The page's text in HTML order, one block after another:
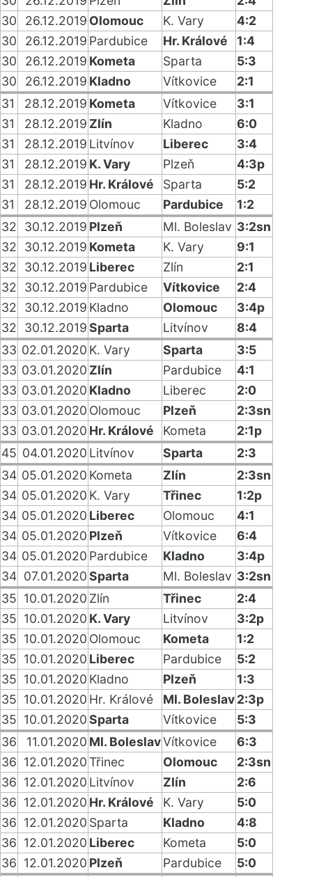
30
26.12.2019 Olomouc K. Vary
4:2
30
26.12.2019 Pardubice Hr. Králové
1:4
30
26.12.2019 Kometa Sparta
5:3
30
26.12.2019 Kladno Vítkovice
2:1
31
28.12.2019 Kometa Vítkovice
3:1
31
28.12.2019 Zlín Kladno
6:0
31
28.12.2019 Litvínov Liberec
3:4
31
28.12.2019 K. Vary Plzeň
4:3p
31
28.12.2019 Hr. Králové Sparta
5:2
31
28.12.2019 Olomouc Pardubice
1:2
32
30.12.2019 Plzeň Ml. Boleslav 3:2sn
32
30.12.2019 Kometa K. Vary
9:1
32
30.12.2019 Liberec Zlín
2:1
32
30.12.2019 Pardubice Vítkovice
2:4
32
30.12.2019 Kladno Olomouc
3:4p
32
30.12.2019Sparta Litvínov
8:4
33 02.01.2020 K. Vary Sparta
3:5
33 03.01.2020 Zlín Pardubice
4:1
33 03.01.2020 Kladno Liberec
2:0
33 03.01.2020 Olomouc Plzeň
2:3sn
33 03.01.2020 Hr. Králové Kometa
2:1p
45 04.01.2020 Litvínov Sparta
2:3
34 05.01.2020 Kometa Zlín
2:3sn
34 05.01.2020 K. Vary Třinec
1:2p
34 05.01.2020 Liberec Olomouc
4:1
34 05.01.2020 Plzeň Vítkovice
6:4
34 05.01.2020 Pardubice Kladno
3:4p
34 07.01.2020Sparta Ml. Boleslav 3:2sn
35 10.01.2020 Zlín Třinec
2:4
35 10.01.2020 K. Vary Litvínov
3:2p
35 10.01.2020 Olomouc Kometa
1:2
35 10.01.2020 Liberec Pardubice
5:2
35 10.01.2020 Kladno Plzeň
1:3
35 10.01.2020 Hr. Králové Ml. Boleslav2:3p
35 10.01.2020Sparta Vítkovice
5:3
36
11.01.2020 Ml. BoleslavVítkovice
6:3
36 12.01.2020Třinec Olomouc
2:3sn
36 12.01.2020 Litvínov Zlín
2:6
36 12.01.2020 Hr. Králové K. Vary
5:0
36 12.01.2020 Sparta Kladno
4:8
36 12.01.2020 Liberec Kometa
5:0
36 12.01.2020 Plzeň Pardubice
5:0